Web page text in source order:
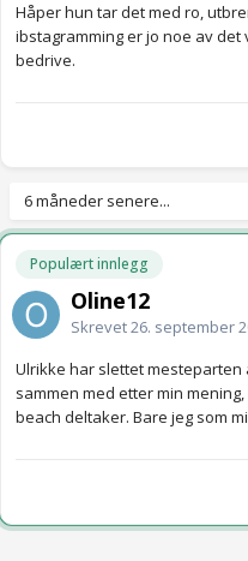
Håper hun tar det med ro,
ibstagramming er jo noe av
bedrive.
6 måneder senere...
Populært innlegg
Oline12
Skrevet26. september
Ulrikke har slettet
sammen med etter min
beach deltaker. Bare jeg som